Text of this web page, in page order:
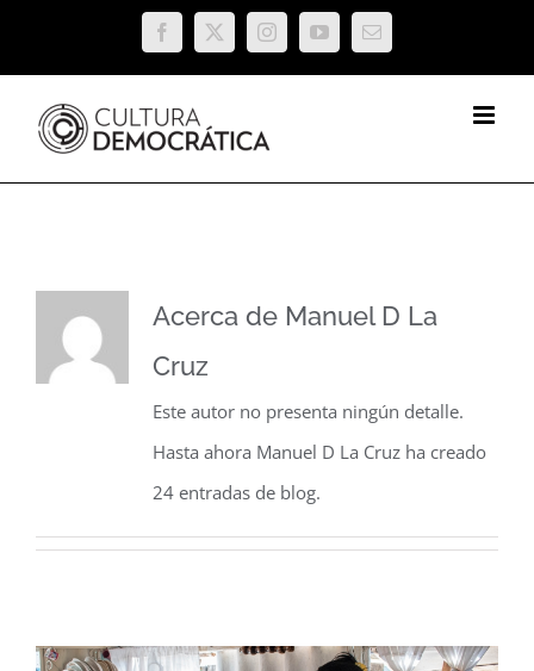
contenido
Facebook
X InstagramYouTubeCorreo
electrónico
Acerca de Manuel D La
Cruz
Este autor no presenta ningún detalle.
Hasta ahora Manuel D La Cruz ha creado
24 entradas de blog.